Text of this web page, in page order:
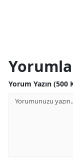
Yorum Yazın (500